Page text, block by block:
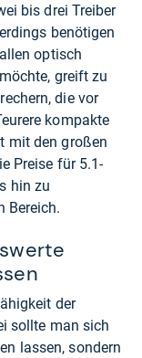
bis drei Treiber
benötigen
optisch
greift zu
die vor
kompakte
mit den großen
Preise für 5.1-
hin zu
Bereich.
der
sollte man sich
lassen, sondern